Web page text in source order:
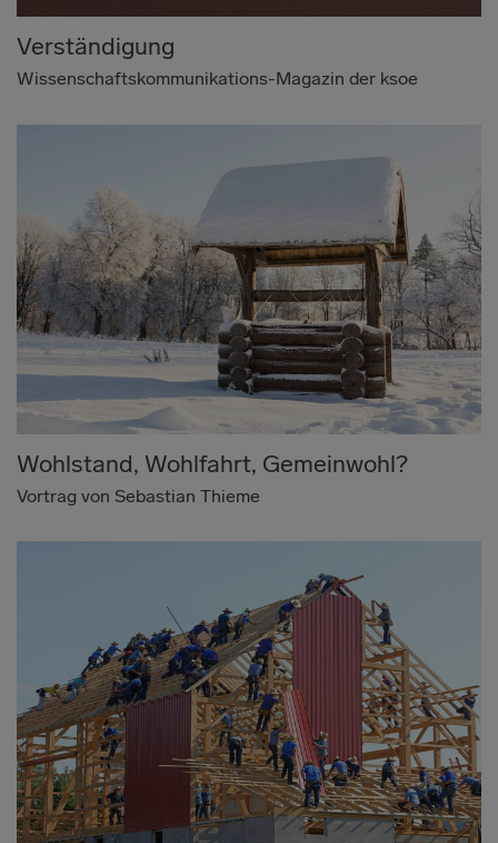
Verständigung
Wissenschaftskommunikations-Magazin der ksoe
Wohlstand, Wohlfahrt, Gemeinwohl?
Vortrag von Sebastian Thieme